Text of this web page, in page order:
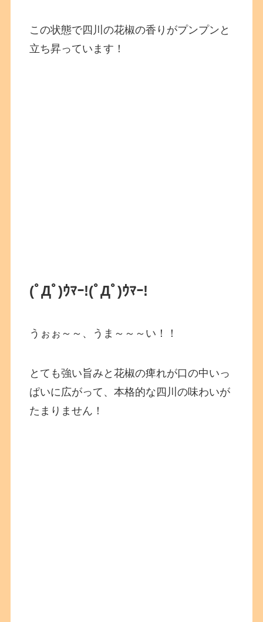
この状態で四川の花椒の香りがプンプンと
立ち昇っています！
(ﾟДﾟ)ｳﾏｰ!(ﾟДﾟ)ｳﾏｰ!
うぉぉ～～、うま～～～い！！
とても強い旨みと花椒の痺れが口の中いっ
ぱいに広がって、本格的な四川の味わいが
たまりません！